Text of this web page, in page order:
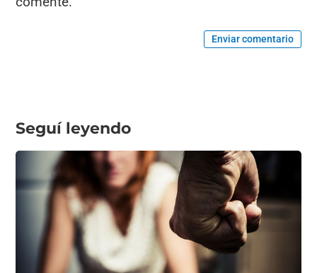
Enviar comentario
Seguí leyendo